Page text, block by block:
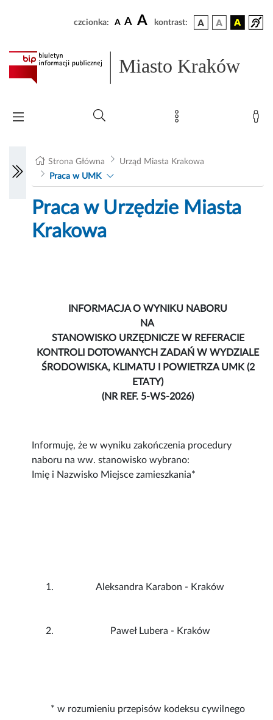
czcionka: A A A kontrast:
Miasto Kraków
Strona Główna
Urząd Miasta Krakowa
Praca w UMK
Praca w Urzędzie Miasta
Krakowa
INFORMACJA O WYNIKU NABORU
NA
STANOWISKO URZĘDNICZE W REFERACIE
KONTROLI DOTOWANYCH ZADAŃ W WYDZIALE
ŚRODOWISKA, KLIMATU I POWIETRZA UMK (2
ETATY)
(NR REF. 5-WS-2026)
Informuję, że w wyniku zakończenia procedury
naboru na ww. stanowisko wybrano:
Imię i Nazwisko Miejsce zamieszkania*
Aleksandra Karabon - Kraków
Paweł Lubera - Kraków
* w rozumieniu przepisów kodeksu cywilnego